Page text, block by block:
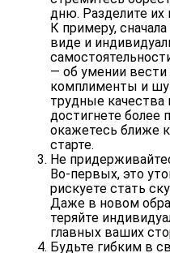
дню. Разделите их
К примеру,
виде и
— об умении
комплименты и
трудные
достигнете более
окажетесь ближе
старте.
Не
Во-первых, это
рискуете стать
Даже в новом
теряйте
главных ваших
Будьте гибким в